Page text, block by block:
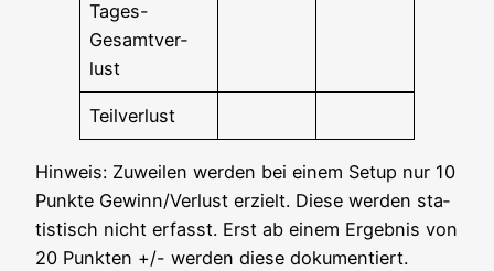
Tages-
Gesamt­ver­
lust
Teil­ver­lust
Hin­weis: Zuwei­len wer­den bei einem Set­up nur 10
Punk­te Gewinn/Verlust erzielt. Die­se wer­den sta­
tis­tisch nicht erfasst. Erst ab einem Ergeb­nis von
20 Punk­ten +/- wer­den die­se dokumentiert.